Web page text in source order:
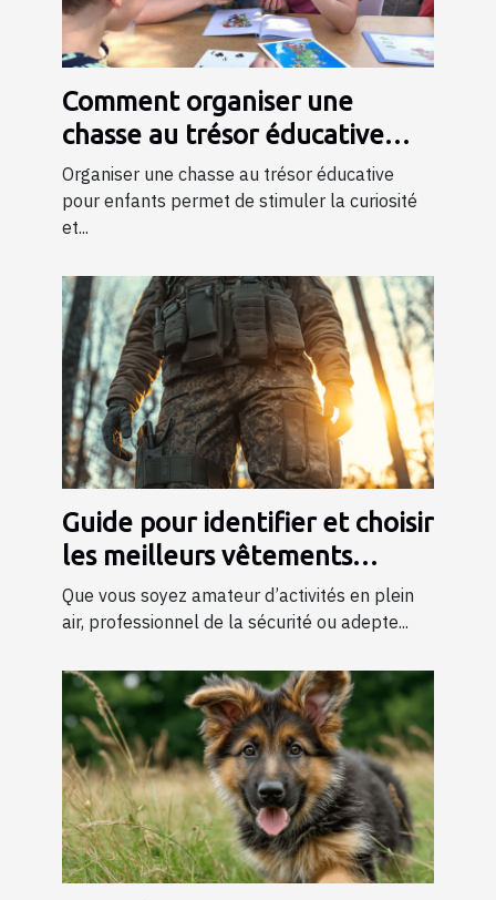
Comment organiser une
chasse au trésor éducative
pour enfants
Organiser une chasse au trésor éducative
pour enfants permet de stimuler la curiosité
et...
Guide pour identifier et choisir
les meilleurs vêtements
tactiques
Que vous soyez amateur d’activités en plein
air, professionnel de la sécurité ou adepte...